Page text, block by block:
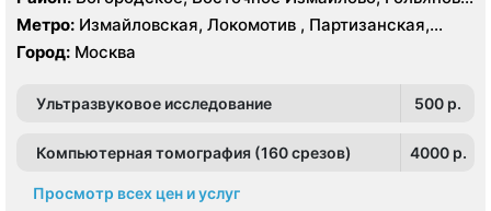
9
Измайлово, Соколиная Гора
Метро: Измайловская, Локомотив , Партизанская,
Преображенская площадь, Черкизовская
Город: Москва
Ультразвуковое исследование 500 p.
Компьютерная томография (160 срезов) 4000 p.
Просмотр всех цен и услуг